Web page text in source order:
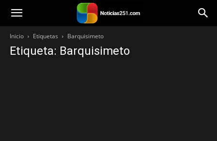
Noticias251
Inicio Etiquetas Barquisimeto
Etiqueta: Barquisimeto